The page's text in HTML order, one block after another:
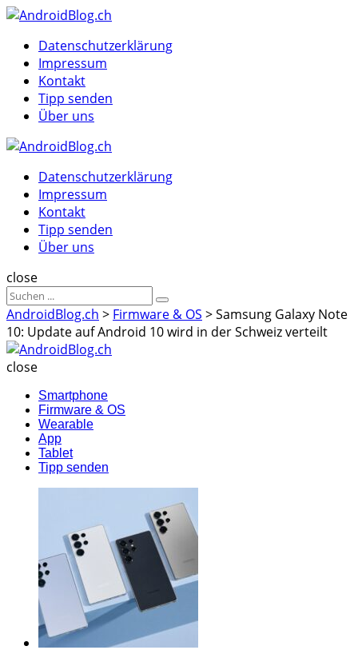
Menu
MenuDatenschutzerklärung
Impressum
Kontakt
Tipp senden
Über uns
Datenschutzerklärung
Impressum
Kontakt
Tipp senden
Über uns
Suche
close
Sucheergebnisse
für
Suche
AndroidBlog.ch > Firmware & OS >Samsung Galaxy Note
10: Update auf Android 10 wird in der Schweiz verteilt
close
Smartphone
Firmware & OS
Wearable
App
Tablet
Tipp senden